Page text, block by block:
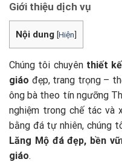
Giới thiệu dịch vụ
Nội dung [Hiện]
Chúng tôi chuyên thiết
giáo đẹp, trang trọng –
ông bà theo tín ngưỡng
nghiệm trong chế tác và
bằng đá tự nhiên, chúng
Lăng Mộ đá đẹp, bền
giáo.